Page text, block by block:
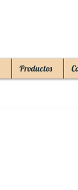
Productos